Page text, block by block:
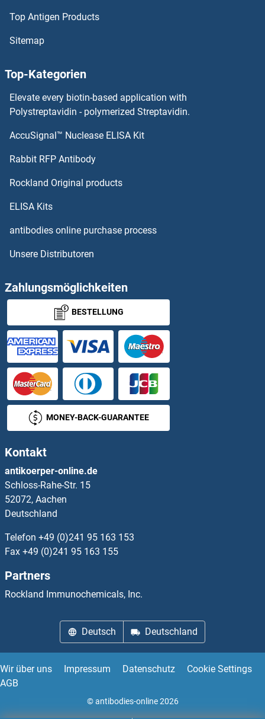
OR10J1 ELISA Kits
OR10H4 ELISA Kits
OR10H3 ELISA Kits
OR10H2 ELISA Kits
OR11H4 ELISA Kits
OR11L1 ELISA Kits
OR12D2 ELISA Kits
OR12D3 ELISA Kits
OR13A1 ELISA Kits
OR13C2 ELISA Kits
OR13C3 ELISA Kits
OR13C4 ELISA Kits
OR13C5 ELISA Kits
OR13C8 ELISA Kits
OR13C9 ELISA Kits
OR13D1 ELISA Kits
OR13F1 ELISA Kits
OR13G1 ELISA Kits
OR13J1 ELISA Kits
Top Antigen Products
Sitemap
Top-Kategorien
Elevate every biotin-based application with
Polystreptavidin - polymerized Streptavidin.
AccuSignal™ Nuclease ELISA Kit
Rabbit RFP Antibody
Rockland Original products
ELISA Kits
antibodies online purchase process
Unsere Distributoren
Zahlungsmöglichkeiten
BESTELLUNG
MONEY-BACK-GUARANTEE
Kontakt
antikoerper-online.de
Schloss-Rahe-Str. 15
52072, Aachen
Deutschland
Telefon +49 (0)241 95 163 153
Fax +49 (0)241 95 163 155
Partners
Rockland Immunochemicals, Inc.
Deutsch Deutschland
Wir über uns Impressum Datenschutz
Cookie Settings
AGB
© antibodies-online 2026